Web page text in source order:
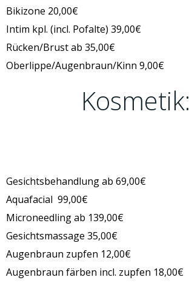
Bikizone 20,00€
Intim kpl. (incl. Pofalte) 39,00€
Rücken/Brust ab 35,00€
Oberlippe/Augenbraun/Kinn 9,00€
Kosmetik:
Gesichtsbehandlung ab 69,00€
Aquafacial 99,00€
Microneedling ab 139,00€
Gesichtsmassage 35,00€
Augenbraun zupfen 12,00€
Augenbraun färben incl. zupfen 18,00€